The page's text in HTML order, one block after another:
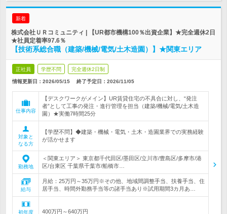
新着
株式会社ＵＲコミュニティ | 【UR都市機構100％出資企業】★完全週休2日
★社員定着率97.6％
【技術系総合職（建築/機械/電気/土木造園）】★関東エリア
正社員 学歴不問 完全週休2日制
情報更新日：2026/05/15 終了予定日： 2026/11/05
仕事内容
【デスクワークがメイン】UR賃貸住宅の不具合に対し、“発注
者”として工事の発注・進行管理を担当（建築/機械/電気/土木造
園）★実働7時間25分
対象と
なる方
【学歴不問】◆建築・機械・電気・土木・造園業界での実務経験
が活かせます
勤務地
＜関東エリア＞ 東京都千代田区/墨田区/立川市/豊島区/多摩市/港
区/台東区 千葉県千葉市/船橋市…
給与
月給：25万円～35万円※その他、地域間調整手当、扶養手当、住
居手当、時間外勤務手当等の諸手当あり※試用期間3カ月あ…
初年度
400万円～640万円